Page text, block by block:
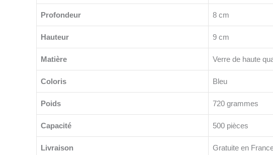
Profondeur 8 cm
Hauteur 9 cm
Matière Verre de haute
Coloris Bleu
Poids 720 grammes
Capacité 500 pièces
Livraison Gratuite en